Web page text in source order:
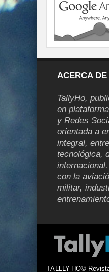
ACERCA
TallyHo,
en
y Redes
orientada a
integral,
tecnológica,
con la
militar,
TALLLY-HO©